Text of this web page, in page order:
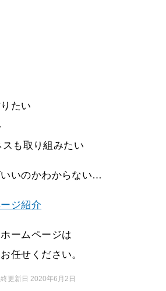
たい
も取り組みたい
いのかわからない…
ジ紹介
ームページは
任せください。
更新日 2020年6月2日